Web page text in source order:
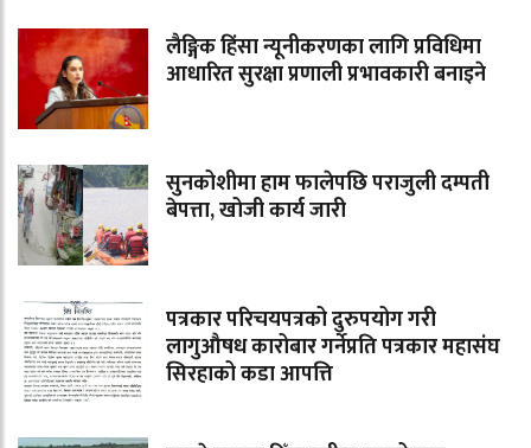
लैङ्गिक हिंसा न्यूनीकरणका लागि प्रविधिमा
आधारित सुरक्षा प्रणाली प्रभावकारी बनाइने
सुनकोशीमा हाम फालेपछि पराजुली दम्पती
बेपत्ता, खोजी कार्य जारी
पत्रकार परिचयपत्रको दुरुपयोग गरी
लागुऔषध कारोबार गर्नेप्रति पत्रकार महासंघ
सिरहाको कडा आपत्ति